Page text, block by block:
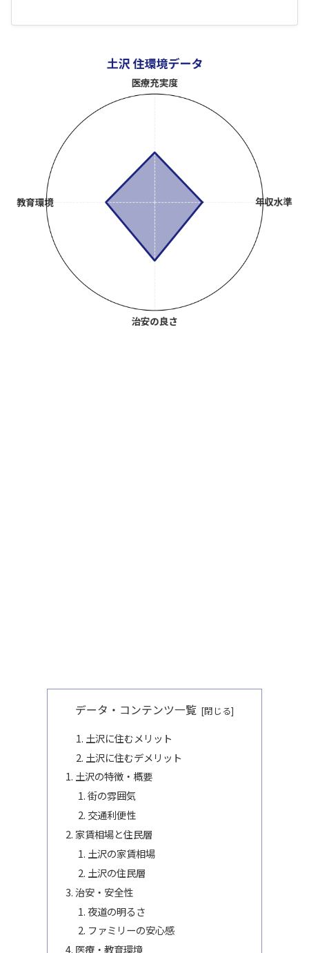
データ・コンテンツ一覧
土沢に住むメリット
土沢に住むデメリット
土沢の特徴・概要
街の雰囲気
交通利便性
家賃相場と住民層
土沢の家賃相場
土沢の住民層
治安・安全性
夜道の明るさ
ファミリーの安心感
医療・教育環境